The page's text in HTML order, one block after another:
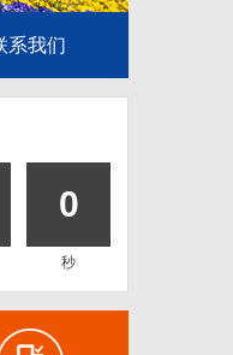
系我们
0
秒